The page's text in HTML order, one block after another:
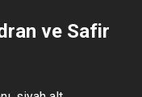
ve Safir